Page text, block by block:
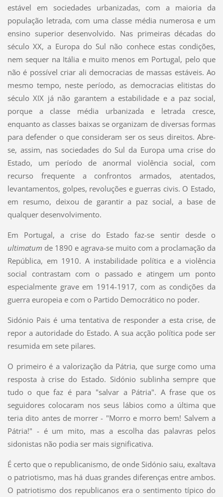
estável em sociedades urbanizadas, com a maioria da
população letrada, com uma classe média numerosa e um
ensino superior desenvolvido. Nas primeiras décadas do
século XX, a Europa do Sul não conhece estas condições,
nem sequer na Itália e muito menos em Portugal, pelo que
não é possível criar ali democracias de massas estáveis. Ao
mesmo tempo, neste período, as democracias elitistas do
século XIX já não garantem a estabilidade e a paz social,
porque a classe média urbanizada e letrada cresce,
enquanto as classes baixas se organizam de diversas formas
para defender o que consideram ser os seus direitos. Abre-
se, assim, nas sociedades do Sul da Europa uma crise do
Estado, um período de anormal violência social, com
recurso frequente a confrontos armados, atentados,
levantamentos, golpes, revoluções e guerras civis. O Estado,
em resumo, deixou de garantir a paz social, a base de
qualquer desenvolvimento.
Em Portugal, a crise do Estado faz-se sentir desde o
ultimatumde 1890 e agrava-se muito com a proclamação da
República, em 1910. A instabilidade política e a violência
social contrastam com o passado e atingem um ponto
especialmente grave em 1914-1917, com as condições da
guerra europeia e com o Partido Democrático no poder.
Sidónio Pais é uma tentativa de responder a esta crise, de
repor a autoridade do Estado. A sua acção política pode ser
resumida em sete pilares.
O primeiro é a valorização da Pátria, que surge como uma
resposta à crise do Estado. Sidónio sublinha sempre que
tudo o que faz é para "salvar a Pátria". A frase que os
seguidores colocaram nos seus lábios como a última que
teria dito antes de morrer - "Morro e morro bem! Salvem a
Pátria!" - é um mito, mas a escolha das palavras pelos
sidonistas não podia ser mais significativa.
É certo que o republicanismo, de onde Sidónio saiu, exaltava
o patriotismo, mas há duas grandes diferenças entre ambos.
O patriotismo dos republicanos era o sentimento típico do